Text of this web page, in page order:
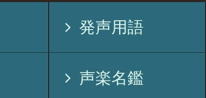
発声用語
声楽名鑑